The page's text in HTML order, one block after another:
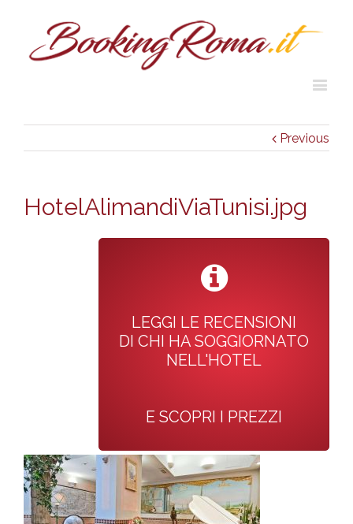
Previous
HotelAlimandiViaTunisi.jpg
LEGGI LE RECENSIONI
DI CHI HA SOGGIORNATO
NELL'HOTEL
E SCOPRI I PREZZI